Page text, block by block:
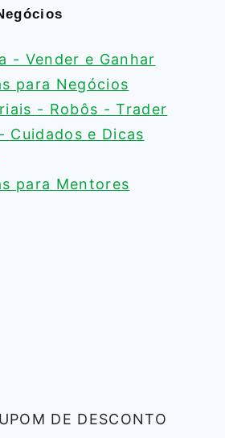
- Vender e Ganhar
para Negócios
- Robôs - Trader
Cuidados e Dicas
para Mentores
DE DESCONTO